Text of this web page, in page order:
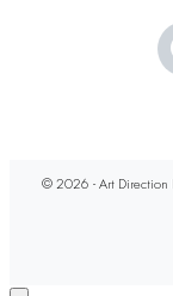
© 2026 - Art Direction